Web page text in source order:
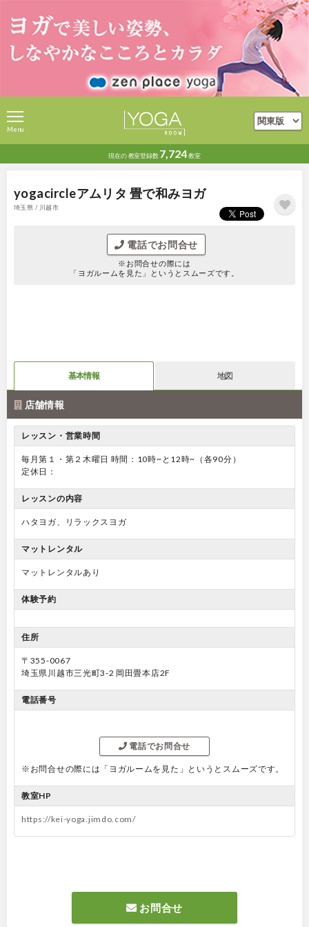
現在の教室登録数 7,724教室
Menu
yogacircleアムリタ 畳で和みヨガ
埼玉県 / 川越市
電話でお問合せ
※お問合せの際には
「ヨガルームを見た」というとスムーズです。
基本情報 地図
店舗情報
レッスン・営業時間
毎月第１・第２木曜日 時間：10時~と12時~（各90分）
定休日：
レッスンの内容
ハタヨガ、リラックスヨガ
マットレンタル
マットレンタルあり
体験予約
住所
〒355-0067
埼玉県川越市三光町3-2 岡田畳本店2F
電話番号
電話でお問合せ
※お問合せの際には「ヨガルームを見た」というとスムーズです。
教室HP
https://kei-yoga.jimdo.com/
お問合せ